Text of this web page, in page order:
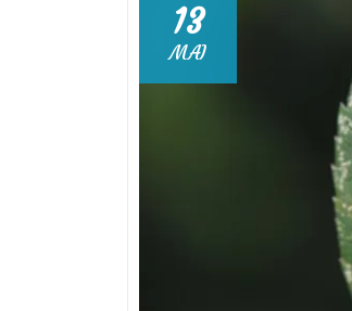
13
MAI